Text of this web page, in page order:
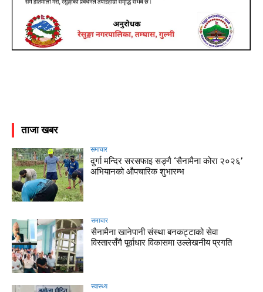
ताजा खबर
समाचार
दुर्गा मन्दिर सरसफाइ सङ्गै ‘सैनामैना कोरा २०२६’
अभियानको औपचारिक शुभारम्भ
समाचार
सैनामैना खानेपानी संस्था बनकट्टाको सेवा
विस्तारसँगै पूर्वाधार विकासमा उल्लेखनीय प्रगति
स्वास्थ्य